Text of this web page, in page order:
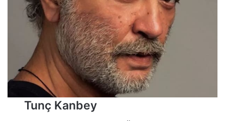
Tunç Kanbey